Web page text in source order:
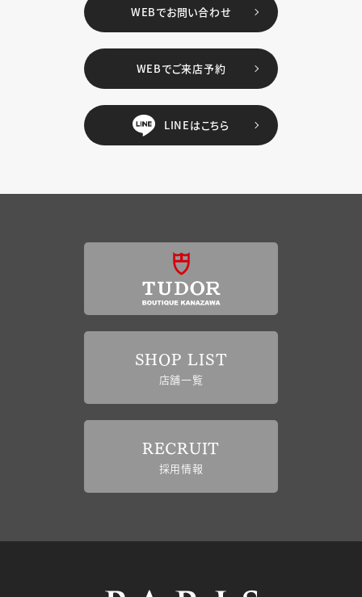
WEBでお問い合わせ
WEBでご来店予約
LINEはこちら
SHOP LIST
店舗一覧
RECRUIT
採用情報